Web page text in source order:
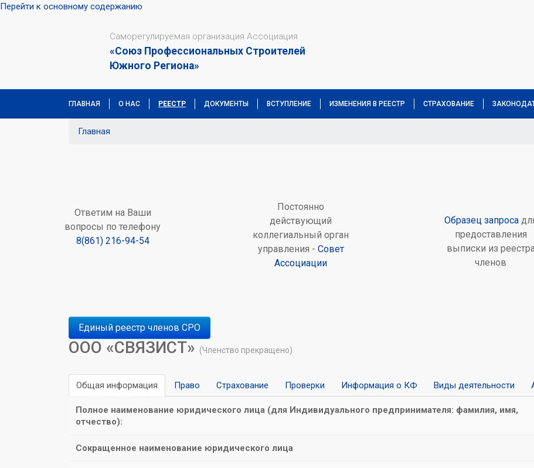
Перейти к основному содержанию
Саморегулируемая организация Ассоциация
«Союз Профессиональных Строителей
Южного Региона»
ГЛАВНАЯ О НАС РЕЕСТР ДОКУМЕНТЫ ВСТУПЛЕНИЕ ИЗМЕНЕНИЯ В РЕЕСТР СТРАХОВАНИЕ
Главная
Ответим на Ваши
вопросы по телефону
8(861) 216-94-54
Постоянно
действующий
коллегиальный орган
управления - Совет
Ассоциации
Образец запроса
предоставления
выписки из
членов
Единый реестр членов СРО
ООО «СВЯЗИСТ» (Членство прекращено)
Общая информация Право Страхование Проверки Информация о КФ Виды деятельности
Полное наименование юридического лица (для Индивидуального предпринимателя: фамилия, имя,
отчество):
Сокращенное наименование юридического лица